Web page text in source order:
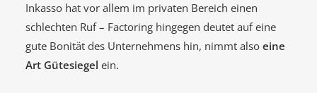
Inkasso hat vor allem im privaten Bereich einen
schlechten Ruf – Factoring hingegen deutet auf eine
gute Bonität des Unternehmens hin, nimmt also eine
Art Gütesiegel ein.